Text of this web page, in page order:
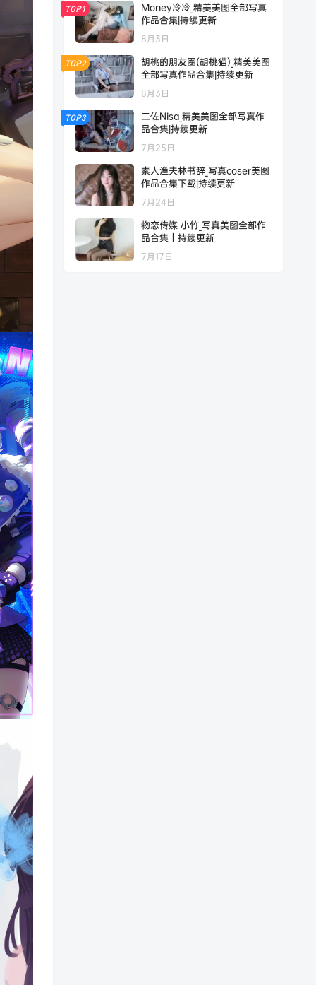
TOP1
Money冷冷_精美美图全部写真
作品合集|持续更新
8月3日
TOP2
胡桃的朋友圈(胡桃猫)_精美美图
全部写真作品合集|持续更新
8月3日
TOP3
二佐Nisa_精美美图全部写真作
品合集|持续更新
7月25日
素人渔夫林书辞_写真coser美图
作品合集下载|持续更新
7月24日
物恋传媒 小竹_写真美图全部作
品合集｜持续更新
7月17日